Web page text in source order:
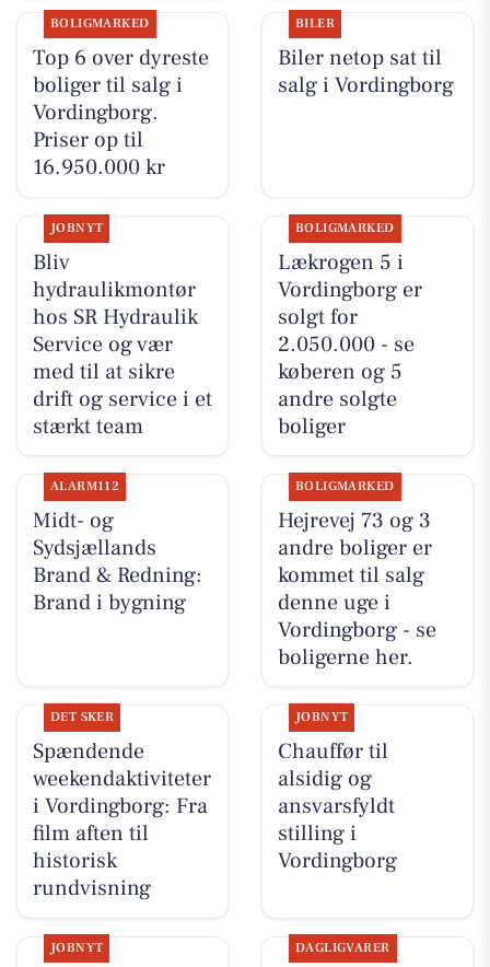
BOLIGMARKED
Top 6 over dyreste
boliger til salg i
Vordingborg.
Priser op til
16.950.000 kr
BILER
Biler netop sat til
salg i Vordingborg
JOBNYT
Bliv
hydraulikmontør
hos SR Hydraulik
Service og vær
med til at sikre
drift og service i et
stærkt team
BOLIGMARKED
Lækrogen 5 i
Vordingborg er
solgt for
2.050.000 - se
køberen og 5
andre solgte
boliger
ALARM112
Midt- og
Sydsjællands
Brand & Redning:
Brand i bygning
BOLIGMARKED
Hejrevej 73 og 3
andre boliger er
kommet til salg
denne uge i
Vordingborg - se
boligerne her.
DET SKER
Spændende
weekendaktiviteter
i Vordingborg: Fra
film aften til
historisk
rundvisning
JOBNYT
Chauffør til
alsidig og
ansvarsfyldt
stilling i
Vordingborg
JOBNYT DAGLIGVARER